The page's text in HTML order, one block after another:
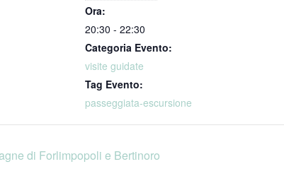
Ora:
20:30 - 22:30
Categoria Evento:
visite guidate
Tag Evento:
passeggiata-escursione
di Forlimpopoli e Bertinoro